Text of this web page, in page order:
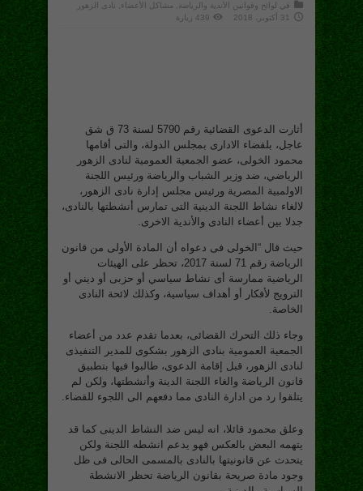
في لوائح وقوانين الأندية والرياضة مشاكل الأعضاء
نادى الزهور
31 أكتوبر، 2018
439 زيارة
أثارت الدعوى القضائية رقم 5790 لسنة 73 ق شق
عاجل، بلقضاء الادارى بمجلس الدولة، والتى أقامها
محمود الخولى، عضو الجمعية العمومية لنادى الزهور
الرياضي، ضد وزير الشباب والرياضة ورئيس اللجنة
الاولمبية المصرية ورئيس مجلس إدارة نادى الزهور،
لالغاء نشاط اللجنة الدينية التى تمارس أنشطتها بالنادى،
جدلا بين أعضاء النادى والأندية الاخرى.
حيث قال “الخولى فى دعواه أن المادة الأولى من قانون
الرياضة رقم 71 لسنة 2017، تحظر على الهيئات
الرياضية ممارسة أى نشاط سياسي أو حزبى أو ديني أو
الترويج لأفكار أو أهداف سياسية، وكذلك لائحة النادى
الخاصة.
وجاء ذلك التحرك القضائى، بعدما تقدم عدد من أعضاء
الجمعية العمومية بنادى الزهور بشكوى للمدير التنفيذى
لنادى الزهور، قبل إقامة الدعوى، طالبوا فيها بتطبيق
قانون الرياضة والغاء اللجنة الدينة وأنشطتها، ولكن لم
يتلقوا رد من ادارة النادى مما دفعهم الى اللجوء للقضاء.
وعلق محمود قائلا، انه ليس ضد النشاط الدينى كما قد
يتهمه البعض بالعكس فهو يدعم انشطه اللجنة ولكن
يتحدث عن قانونيتها بالنادى بالمسمى الحالى فى ظل
وجود مادة صريحة بقانون الرياضة تحظر الانشطة